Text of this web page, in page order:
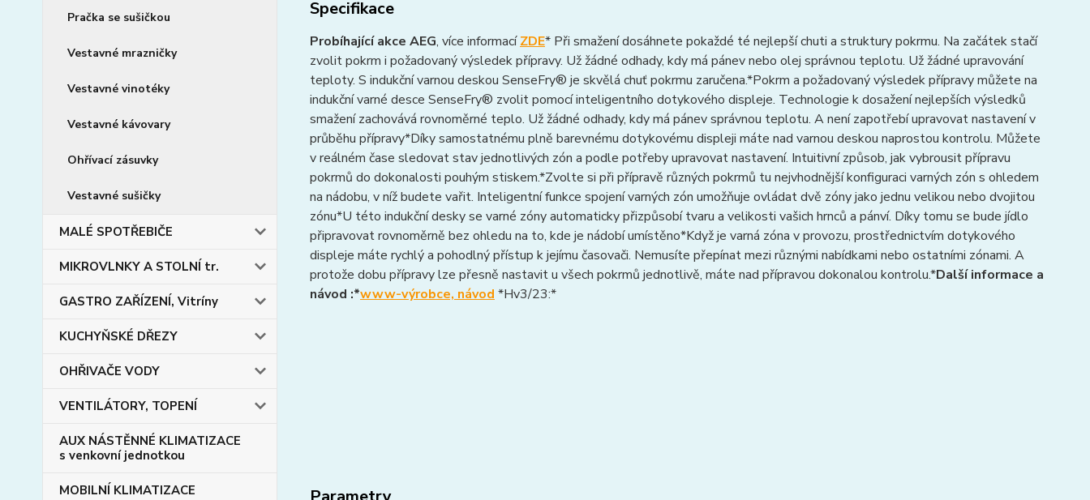
Pračka se sušičkou
Vestavné mrazničky
Vestavné vinotéky
Vestavné kávovary
Ohřívací zásuvky
Vestavné sušičky
MALÉ SPOTŘEBIČE
MIKROVLNKY A STOLNÍ tr.
GASTRO ZAŘÍZENÍ, Vitríny
KUCHYŇSKÉ DŘEZY
OHŘIVAČE VODY
VENTILÁTORY, TOPENÍ
AUX NÁSTĚNNÉ KLIMATIZACE
s venkovní jednotkou
MOBILNÍ KLIMATIZACE
Specifikace
Probíhající akce AEG, více informacíZDE* Při smažení dosáhnete pokaždé té nejlepší chuti a struktury pokrmu. Na začátek stačí
zvolit pokrm i požadovaný výsledek přípravy. Už žádné odhady, kdy má pánev nebo olej správnou teplotu. Už žádné upravování
teploty. S indukční varnou deskou SenseFry® je skvělá chuť pokrmu zaručena.*Pokrm a požadovaný výsledek přípravy můžete na
indukční varné desce SenseFry® zvolit pomocí inteligentního dotykového displeje. Technologie k dosažení nejlepších výsledků
smažení zachovává rovnoměrné teplo. Už žádné odhady, kdy má pánev správnou teplotu. A není zapotřebí upravovat nastavení v
průběhu přípravy*Díky samostatnému plně barevnému dotykovému displeji máte nad varnou deskou naprostou kontrolu. Můžete
v reálném čase sledovat stav jednotlivých zón a podle potřeby upravovat nastavení. Intuitivní způsob, jak vybrousit přípravu
pokrmů do dokonalosti pouhým stiskem.*Zvolte si při přípravě různých pokrmů tu nejvhodnější konfiguraci varných zón s ohledem
na nádobu, v níž budete vařit. Inteligentní funkce spojení varných zón umožňuje ovládat dvě zóny jako jednu velikou nebo dvojitou
zónu*U této indukční desky se varné zóny automaticky přizpůsobí tvaru a velikosti vašich hrnců a pánví. Díky tomu se bude jídlo
připravovat rovnoměrně bez ohledu na to, kde je nádobí umístěno*Když je varná zóna v provozu, prostřednictvím dotykového
displeje máte rychlý a pohodlný přístup k jejímu časovači. Nemusíte přepínat mezi různými nabídkami nebo ostatními zónami. A
protože dobu přípravy lze přesně nastavit u všech pokrmů jednotlivě, máte nad přípravou dokonalou kontrolu.*Další informace a
návod :*www-výrobce, návod *Hv3/23:*